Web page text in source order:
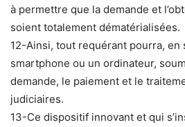
à permettre que la demande et
soient totalement dématérialisées.
12-Ainsi, tout requérant pourra, en
smartphone ou un ordinateur,
demande, le paiement et le
judiciaires.
13-Ce dispositif innovant et qui